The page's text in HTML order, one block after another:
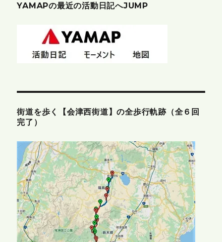
YAMAPの最近の活動日記へJUMP
街道を歩く【会津西街道】の全歩行軌跡（全６回
完了）